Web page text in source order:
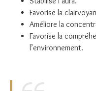
Favorise la
Améliore la
Favorise la
l’environnement.